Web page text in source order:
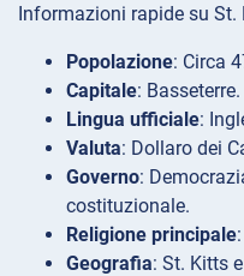
Informazioni rapide su St.
Popolazione: Circa
Capitale: Basseterre.
Lingua ufficiale:
Valuta: Dollaro dei
Governo:
costituzionale.
Religione principale
Geografia: St. Kitts